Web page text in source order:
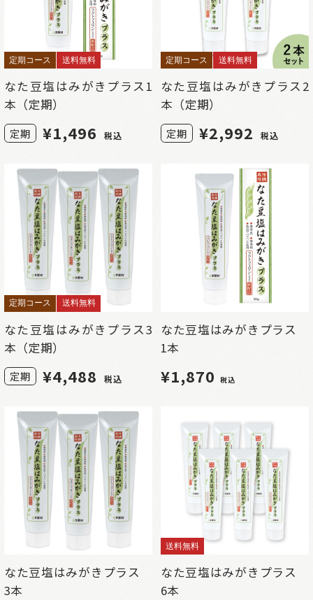
定期コース 送料無料
なた豆塩はみがきプラス1
本（定期）
定期 ¥1,496 税込
定期コース 送料無料
なた豆塩はみがきプラス2
本（定期）
定期 ¥2,992 税込
定期コース 送料無料
なた豆塩はみがきプラス3
本（定期）
定期 ¥4,488 税込
なた豆塩はみがきプラス
1本
¥1,870 税込
なた豆塩はみがきプラス
3本
送料無料
なた豆塩はみがきプラス
6本